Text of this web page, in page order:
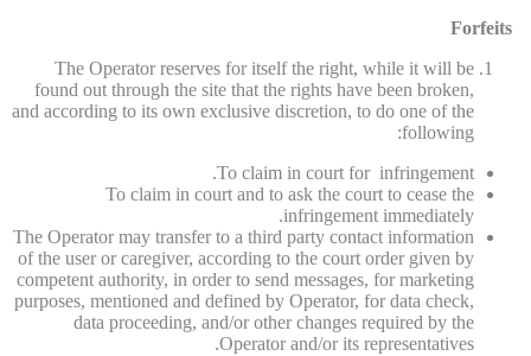
Forfeits
The Operator reserves for itself the right, while it will be
found out through the site that the rights have been broken,
and according to its own exclusive discretion, to do one of the
following:
To claim in court for infringement.
To claim in court and to ask the court to cease the
infringement immediately.
The Operator may transfer to a third party contact information
of the user or caregiver, according to the court order given by
competent authority, in order to send messages, for marketing
purposes, mentioned and defined by Operator, for data check,
data proceeding, and/or other changes required by the
Operator and/or its representatives.